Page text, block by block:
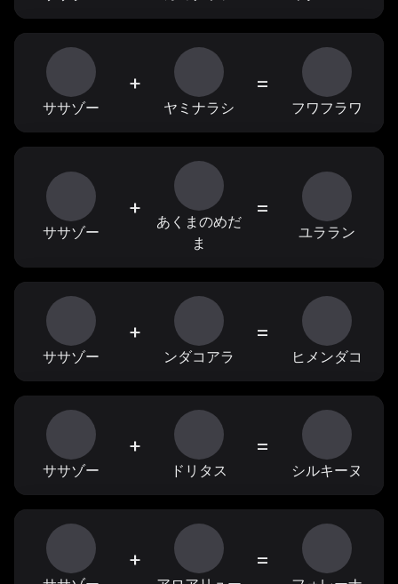
ササゾー
+
ヤミナラシ
=
フワフラワ
ササゾー
+
あくまのめだ
ま
=
ユララン
ササゾー
+
ンダコアラ
=
ヒメンダコ
ササゾー
+
ドリタス
=
シルキーヌ
+ =